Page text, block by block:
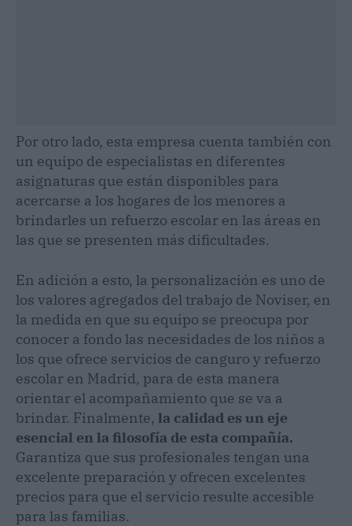
Por otro lado, esta empresa cuenta también con
un equipo de especialistas en diferentes
asignaturas que están disponibles para
acercarse a los hogares de los menores a
brindarles un refuerzo escolar en las áreas en
las que se presenten más dificultades.
En adición a esto, la personalización es uno de
los valores agregados del trabajo de Noviser, en
la medida en que su equipo se preocupa por
conocer a fondo las necesidades de los niños a
los que ofrece servicios de canguro y refuerzo
escolar en Madrid, para de esta manera
orientar el acompañamiento que se va a
brindar. Finalmente, la calidad es un eje
esencial en la filosofía de esta compañía.
Garantiza que sus profesionales tengan una
excelente preparación y ofrecen excelentes
precios para que el servicio resulte accesible
para las familias.